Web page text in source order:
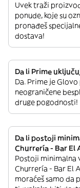
Uvek traži
ponude, koje su
pronađeš
dostava!
Da li Prime
Da. Prime je
neograničene
druge pogodnosti!
Da li postoji
Churrería - Bar El
Postoji minimalna
Churrería - Bar El
moraćeš samo da